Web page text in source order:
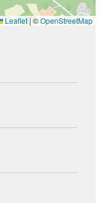
Leaflet | ©OpenStreetMap